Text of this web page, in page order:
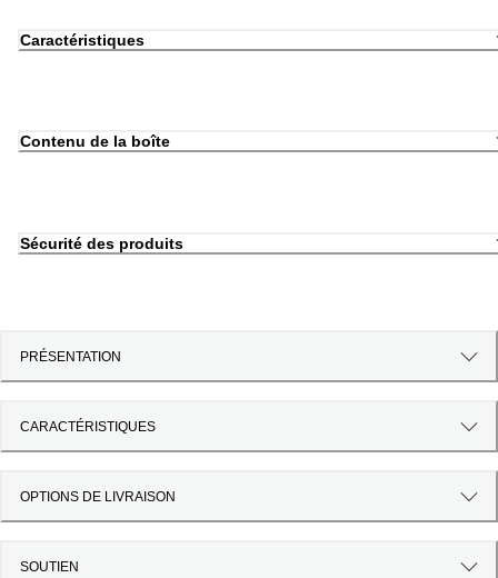
Caractéristiques
Contenu de la boîte
Sécurité des produits
PRÉSENTATION
CARACTÉRISTIQUES
OPTIONS DE LIVRAISON
SOUTIEN